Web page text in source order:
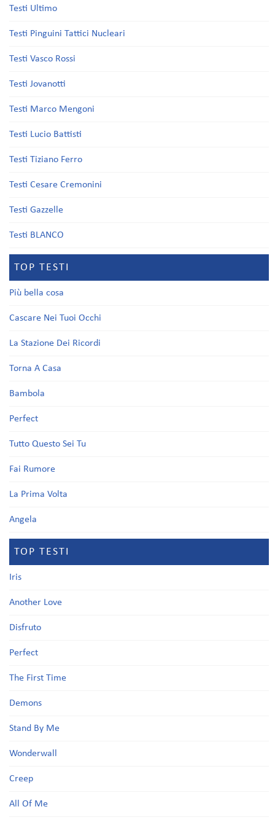
Testi Ultimo
Testi Pinguini Tattici Nucleari
Testi Vasco Rossi
Testi Jovanotti
Testi Marco Mengoni
Testi Lucio Battisti
Testi Tiziano Ferro
Testi Cesare Cremonini
Testi Gazzelle
Testi BLANCO
TOP TESTI
Più bella cosa
Cascare Nei Tuoi Occhi
La Stazione Dei Ricordi
Torna A Casa
Bambola
Perfect
Tutto Questo Sei Tu
Fai Rumore
La Prima Volta
Angela
TOP TESTI
Iris
Another Love
Disfruto
Perfect
The First Time
Demons
Stand By Me
Wonderwall
Creep
All Of Me